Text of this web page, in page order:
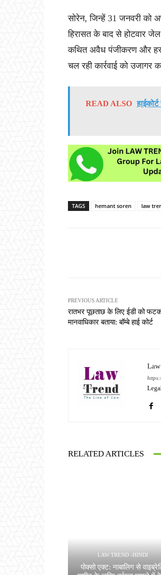
सोरेन, जिन्हें 31 जनवरी को
हिरासत के बाद से होटवार
कथित अवैध पंजीकरण और
चल रही कार्रवाई को उजागर
READ ALSO
TAGS hemant soren law
PREVIOUS ARTICLE
रातभर पूछताछ के लिए ईडी को
मानवाधिकार बताया: बॉम्बे हाई कोर्ट
RELATED ARTICLES
LAW TREND -HINDI
पोक्सो एक्ट: नाबालिग से